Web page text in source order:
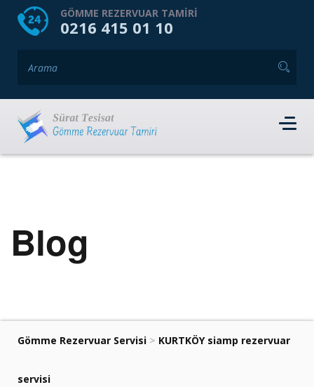
HOME HAKKIMIZDA
GÖMME REZERVUAR TAMIRI
0216 415 01 10
Blog
Gömme Rezervuar Servisi > KURTKÖY siamp rezervuar
servisi